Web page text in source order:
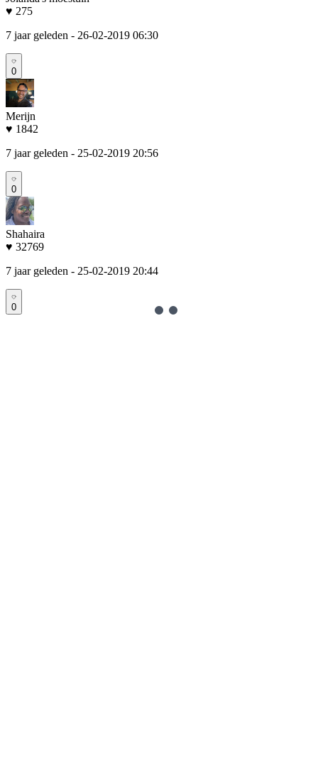
♥ 275
7 jaar geleden - 26-02-2019 06:30
0
Merijn
♥ 1842
7 jaar geleden - 25-02-2019 20:56
0
Shahaira
♥ 32769
7 jaar geleden - 25-02-2019 20:44
0